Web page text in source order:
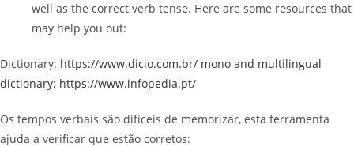
well as the correct verb tense. Here are some resources that
may help you out:
Dictionary: https://www.dicio.com.br/ mono and multilingual
dictionary: https://www.infopedia.pt/
Os tempos verbais são difíceis de memorizar, esta ferramenta
ajuda a verificar que estão corretos: